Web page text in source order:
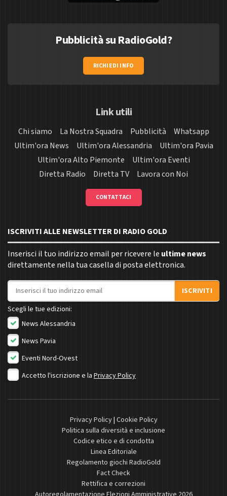
Pubblicità su RadioGold?
RICHIEDI INFO
Link utili
Chi siamo La Nostra Squadra Pubblicità
Whatsapp
Ultim'ora News
Ultim'ora Alessandria
Ultim'ora Pavia
Ultim'ora Alto Piemonte
Ultim'ora Eventi
Diretta Radio
Diretta TV Lavora con Noi
CONTATTACI
ISCRIVITI ALLE NEWSLETTER DI RADIO GOLD
Inserisci il tuo indirizzo email per ricevere le ultime news
direttamente nella tua casella di posta elettronica.
Indirizzo email
ISCRIVITI
Scegli le tue edizioni:
News Alessandria
News Pavia
Eventi Nord-Ovest
Accetto l'iscrizione e la Privacy Policy
Privacy Policy| Cookie Policy
Politica sulla diversità e inclusione
Codice etico e di condotta
Linea Editoriale
Regolamento giochi RadioGold
Fact Check
Rettifica e correzioni